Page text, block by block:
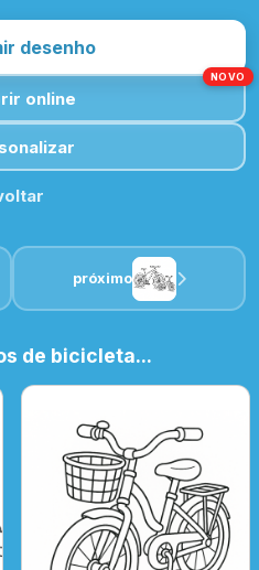
desenho
online
NOVO
próximo
de bicicleta...